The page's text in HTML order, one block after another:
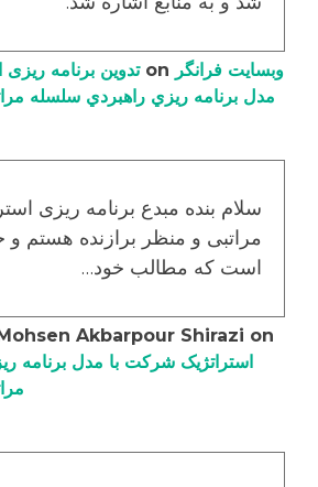
وبسایت فرانگر
تدوین برنامه
مدل برنامه ریزي راهبردي سلسله
سلام بنده مبدع برنامه ریزی
است که مطالب خود…
Mohsen Akbarpour Shirazi on
استراتژیک شرکت با مدل برنامه